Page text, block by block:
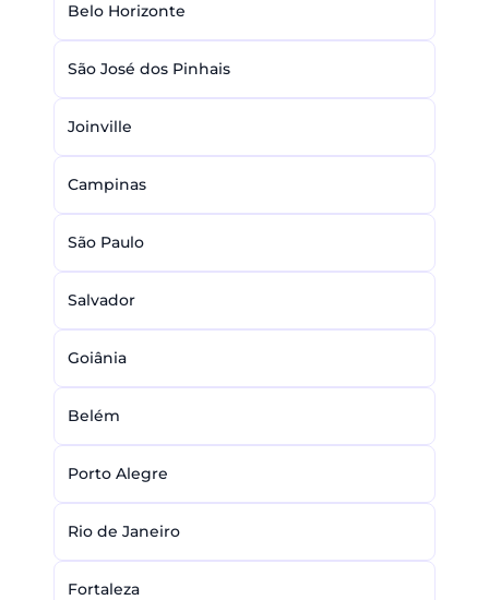
Belo Horizonte
São José dos Pinhais
Joinville
Campinas
São Paulo
Salvador
Goiânia
Belém
Porto Alegre
Rio de Janeiro
Fortaleza